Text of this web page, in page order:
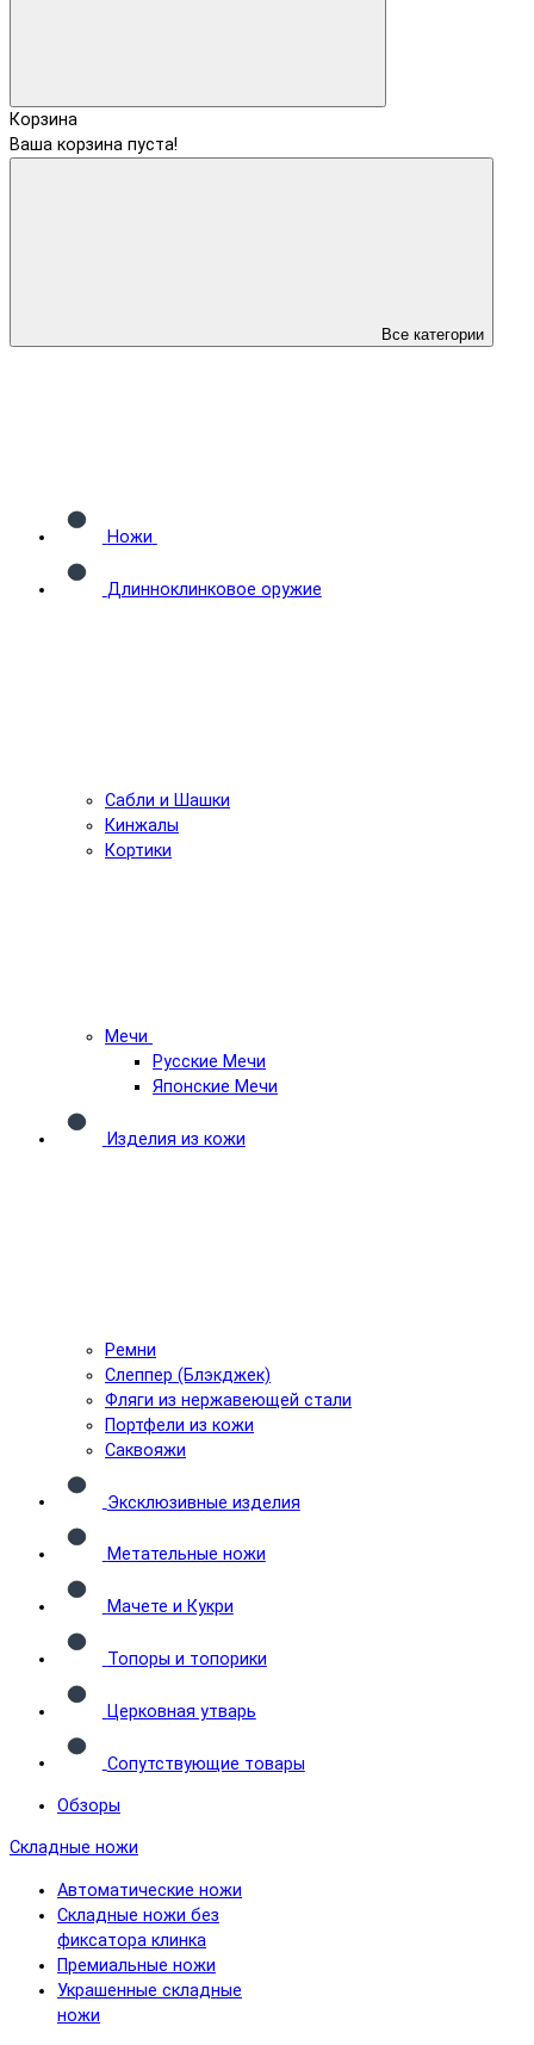
Корзина
Ваша корзина пуста!
Все категории
Ножи
Длинноклинковое оружие
Сабли и Шашки
Кинжалы
Кортики
Мечи
Русские Мечи
Японские Мечи
Изделия из кожи
Ремни
Слеппер (Блэкджек)
Фляги из нержавеющей стали
Портфели из кожи
Саквояжи
Эксклюзивные изделия
Метательные ножи
Мачете и Кукри
Топоры и топорики
Церковная утварь
Сопутствующие товары
Обзоры
Складные ножи
Автоматические ножи
Складные ножи без
фиксатора клинка
Премиальные ножи
Украшенные складные
ножи